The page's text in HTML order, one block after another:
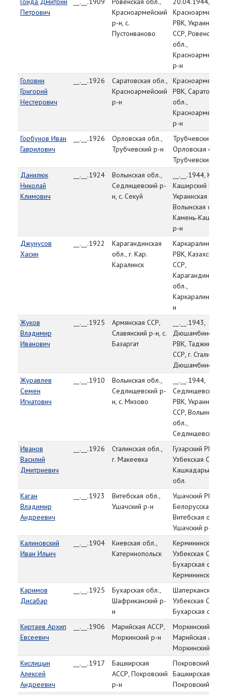
Петрович
Красноармейский
р-н, с.
Пустоиваново
РВК, Украинская
ССР, Ровенская
обл.,
р-н
Головин
Григорий
Нестерович
__.__.1926
Саратовская обл.,
Красноармейский
р-н
РВК, Саратовская
обл.,
р-н
Горбунов Иван
Гаврилович
__.__.1926
Орловская обл.,
Трубчевский р-н
Трубчевский
Орловская обл.,
Трубчевский р-н
Данилюк
Николай
Климович
__.__.1924
Волынская обл.,
Седлищевский р-
н, с. Секуй
__.__.1944,
Каширский РВК,
Украинская ССР,
Волынская обл.,
Камень-
р-н
Джунусов
Хасин
__.__.1922
Карагандинская
обл., г. Кар.
Каралинск
Каркаралинский
РВК, Казахская
ССР,
Карагандинская
обл.,
Каркаралинский
н
Жуков
Владимир
Иванович
__.__.1925
Армянская ССР,
Славянский р-н, с.
Базаргат
__.__.1943,
Дюшамбинский
РВК, Таджикская
ССР, г.
Дюшамбинский
Журавлев
Семен
Игнатович
__.__.1910
Волынская обл.,
Седлищевский р-
н, с. Мизово
__.__.1944,
Седлищевский
РВК, Украинская
ССР, Волынская
обл.,
Седлищевский
Иванов
Василий
Дмитриевич
__.__.1926
Сталинская обл.,
г. Макеевка
Гузарский РВК,
Узбекская ССР,
обл.
Каган
Владимир
Андреевич
__.__.1923
Витебская обл.,
Ушачский р-н
Ушачский РВК,
Белорусская
Витебская обл.,
Ушачский р-н
Калиновский
Иван Ильич
__.__.1904
Киевская обл.,
Катеринопольск
Кермининский
Узбекская ССР,
Бухарская обл.,
Кермининский р-
Каримов
Дисабар
__.__.1925
Бухарская обл.,
Шафриканский р-
н
Шаперканский
Узбекская ССР,
Бухарская обл.
Киртаев Архип
Евсеевич
__.__.1906
Марийская АССР,
Моркинский р-н
Моркинский РВК,
Марийская АССР,
Моркинский р-н
Кислицын
Алексей
Андреевич
__.__.1917
Башкирская
АССР, Покровский
р-н
Покровский РВК,
Башкирская
Покровский р-н